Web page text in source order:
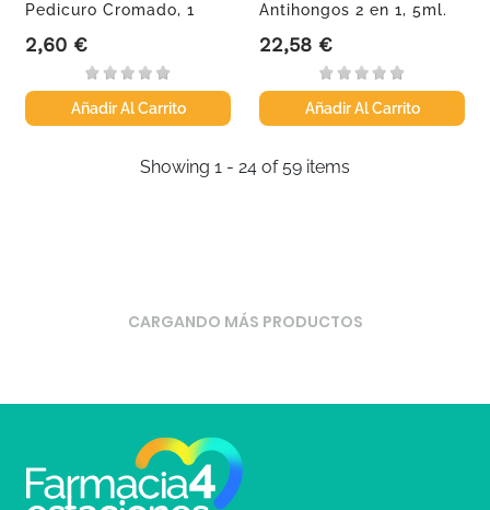
Pedicuro Cromado, 1
Precio
2,60 €
Añadir Al Carrito
Antihongos 2 en 1, 5ml.
Precio
22,58 €
Añadir Al Carrito
Showing 1 - 24 of 59 items
CARGANDO MÁS PRODUCTOS